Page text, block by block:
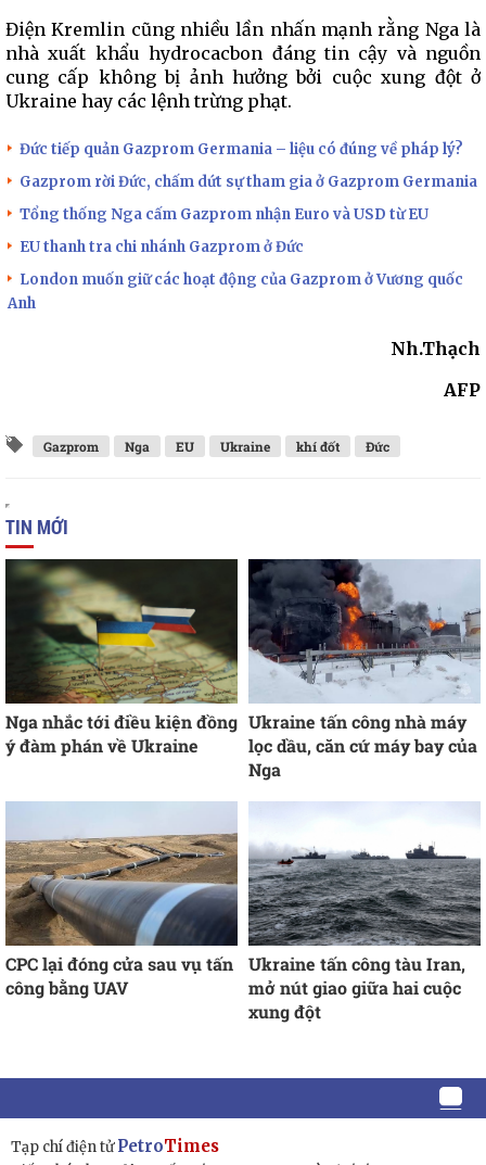
Điện Kremlin cũng nhiều lần nhấn mạnh rằng Nga là
nhà xuất khẩu hydrocacbon đáng tin cậy và nguồn
cung cấp không bị ảnh hưởng bởi cuộc xung đột ở
Ukraine hay các lệnh trừng phạt.
Đức tiếp quản Gazprom Germania – liệu có đúng về pháp lý?
Gazprom rời Đức, chấm dứt sự tham gia ở Gazprom Germania
Tổng thống Nga cấm Gazprom nhận Euro và USD từ EU
EU thanh tra chi nhánh Gazprom ở Đức
London muốn giữ các hoạt động của Gazprom ở Vương quốc
Anh
Nh.Thạch
AFP
Gazprom Nga EU Ukraine khí đốt Đức
TIN MỚI
Nga nhắc tới điều kiện đồng
ý đàm phán về Ukraine
Ukraine tấn công nhà máy
lọc dầu, căn cứ máy bay của
Nga
CPC lại đóng cửa sau vụ tấn
công bằng UAV
Ukraine tấn công tàu Iran,
mở nút giao giữa hai cuộc
xung đột
Tạp chí điện tửPetroTimes